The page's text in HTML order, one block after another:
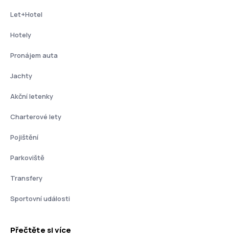
Let+Hotel
Hotely
Pronájem auta
Jachty
Akční letenky
Charterové lety
Pojištění
Parkoviště
Transfery
Sportovní události
Přečtěte si více